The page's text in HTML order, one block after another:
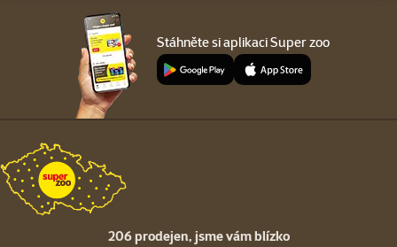
Stáhněte si aplikaci Super zoo
206 prodejen, jsme vám blízko